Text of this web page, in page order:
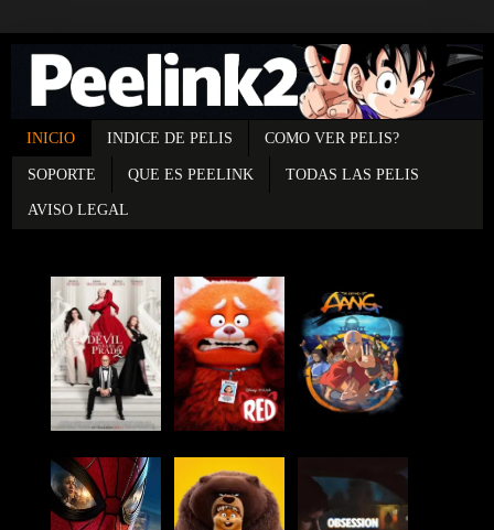
INICIO INDICE DE PELIS COMO VER PELIS?
SOPORTE QUE ES PEELINK TODAS LAS PELIS
AVISO LEGAL